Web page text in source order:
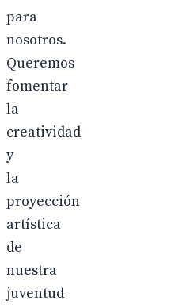
para
nosotros.
Queremos
fomentar
la
creatividad
y
la
proyección
artística
de
nuestra
juventud